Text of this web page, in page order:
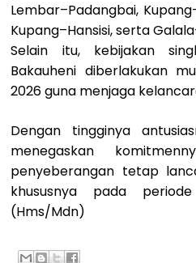
Lembar–Padangbai,
Kupang–Hansisi, serta
Selain itu, kebijakan
Bakauheni diberlakukan
2026 guna menjaga
Dengan tingginya
menegaskan
penyeberangan tetap
khususnya pada
(Hms/Mdn)